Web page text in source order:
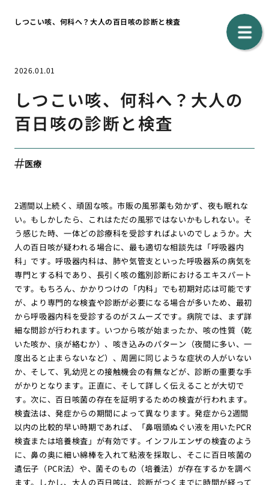
しつこい咳、何科へ？大人の百日咳の診断と検査
2026.01.01
しつこい咳、何科へ？大人の
百日咳の診断と検査
医療
2週間以上続く、頑固な咳。市販の風邪薬も効かず、夜も眠れな
い。もしかしたら、これはただの風邪ではないかもしれない。そ
う感じた時、一体どの診療科を受診すればよいのでしょうか。大
人の百日咳が疑われる場合に、最も適切な相談先は「呼吸器内
科」です。呼吸器内科は、肺や気管支といった呼吸器系の病気を
専門とする科であり、長引く咳の鑑別診断におけるエキスパート
です。もちろん、かかりつけの「内科」でも初期対応は可能です
が、より専門的な検査や診断が必要になる場合が多いため、最初
から呼吸器内科を受診するのがスムーズです。病院では、まず詳
細な問診が行われます。いつから咳が始まったか、咳の性質（乾
いた咳か、痰が絡むか）、咳き込みのパターン（夜間に多い、一
度出ると止まらないなど）、周囲に同じような症状の人がいない
か、そして、乳幼児との接触機会の有無などが、診断の重要な手
がかりとなります。正直に、そして詳しく伝えることが大切で
す。次に、百日咳菌の存在を証明するための検査が行われます。
検査法は、発症からの期間によって異なります。発症から2週間
以内の比較的早い時期であれば、「鼻咽頭ぬぐい液を用いたPCR
検査または培養検査」が有効です。インフルエンザの検査のよう
に、鼻の奥に細い綿棒を入れて粘液を採取し、そこに百日咳菌の
遺伝子（PCR法）や、菌そのもの（培養法）が存在するかを調べ
ます。しかし、大人の百日咳は、診断がつくまでに時間が経って